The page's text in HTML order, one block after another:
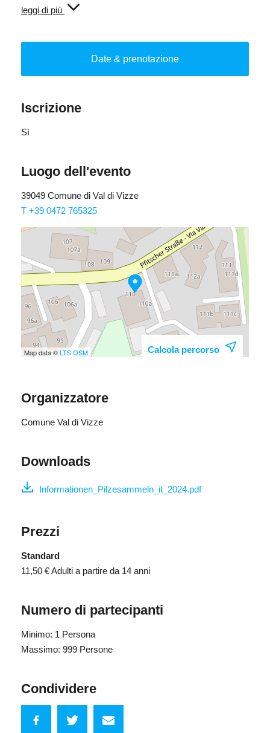
leggi di più
Date & prenotazione
Iscrizione
Sì
Luogo dell'evento
39049 Comune di Val di Vizze
T +39 0472 765325
Map data ©LTSOSM Calcola percorso
Organizzatore
Comune Val di Vizze
Downloads
Informationen_Pilzesammeln_it_2024.pdf
Prezzi
Standard
11,50 €Adulti a partire da 14 anni
Numero di partecipanti
Minimo: 1 Persona
Massimo: 999 Persone
Condividere